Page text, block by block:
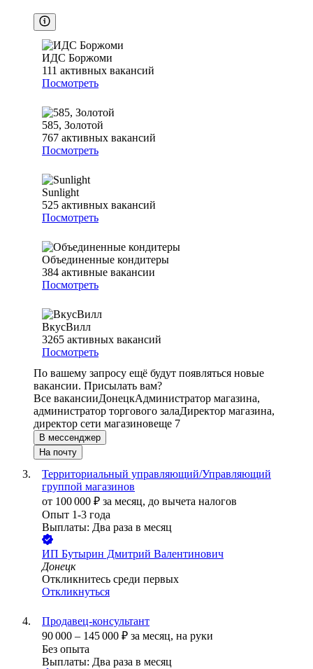
ИДС Боржоми
111 активных вакансий
Посмотреть
585, Золотой
767 активных вакансий
Посмотреть
Sunlight
525 активных вакансий
Посмотреть
Объединенные кондитеры
384 активные вакансии
Посмотреть
ВкусВилл
3265 активных вакансий
Посмотреть
По вашему запросу ещё будут появляться новые
вакансии. Присылать вам?
Все вакансииДонецкАдминистратор магазина,
администратор торгового залаДиректор магазина,
директор сети магазиновеще 7
В мессенджер
На почту
Территориальный управляющий/Управляющий
группой магазинов
от 100 000 ₽ за месяц, до вычета налогов
Опыт 1-3 года
Выплаты: Два раза в месяц
ИП Бутырин Дмитрий Валентинович
Донецк
Откликнитесь среди первых
Откликнуться
Продавец-консультант
90 000 – 145 000 ₽ за месяц, на руки
Без опыта
Выплаты: Два раза в месяц